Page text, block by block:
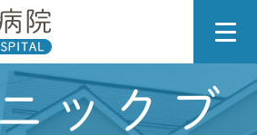
ックブ